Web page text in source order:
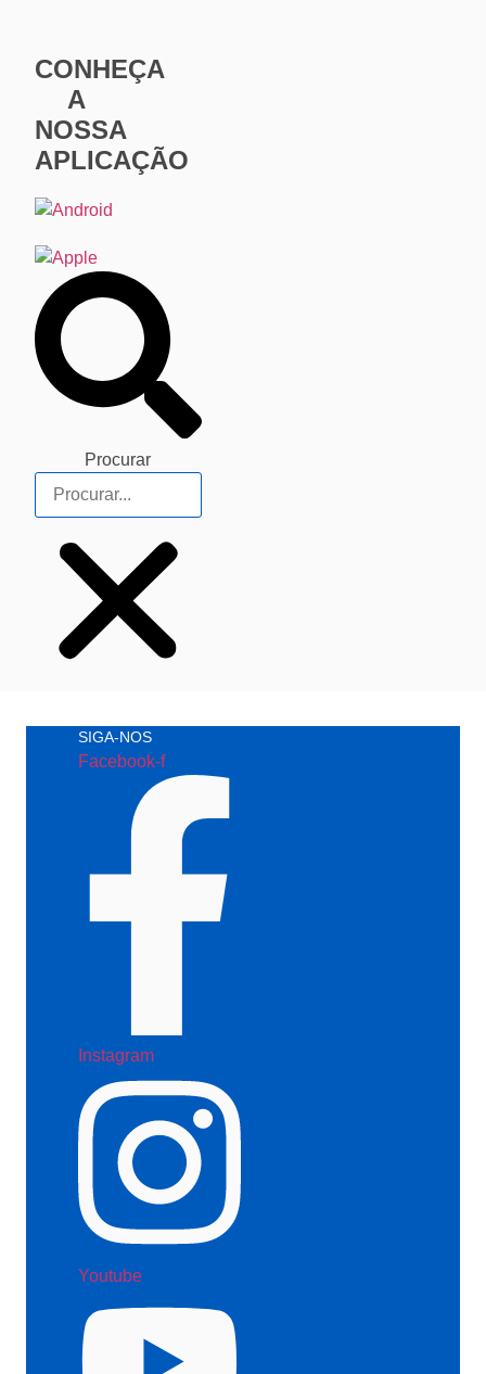
CONHEÇA
A
NOSSA
APLICAÇÃO
Procurar
SIGA-NOS
Facebook-f
Instagram
Youtube